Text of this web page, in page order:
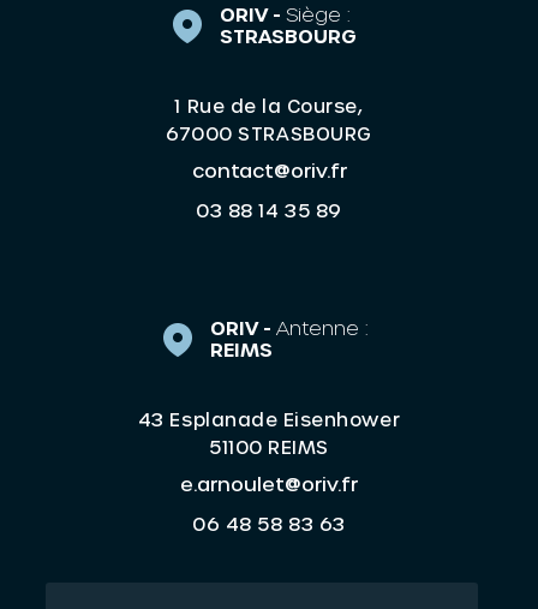
ORIV - Siège :
STRASBOURG
1 Rue de la Course,
67000 STRASBOURG
contact@oriv.fr
03 88 14 35 89
ORIV - Antenne :
REIMS
43 Esplanade Eisenhower
51100 REIMS
e.arnoulet@oriv.fr
06 48 58 83 63